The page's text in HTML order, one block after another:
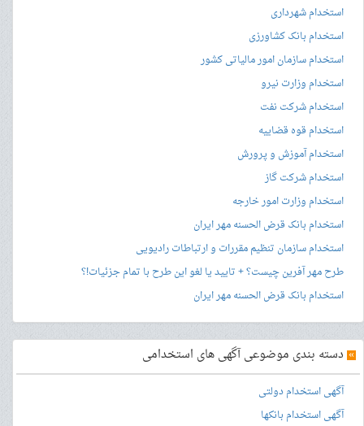
استخدام شهرداری
استخدام بانک کشاورزی
استخدام سازمان امور مالیاتی کشور
استخدام وزارت نیرو
استخدام شرکت نفت
استخدام قوه قضاییه
استخدام آموزش و پرورش
استخدام شرکت گاز
استخدام وزارت امور خارجه
استخدام بانک قرض الحسنه مهر ایران
استخدام سازمان تنظیم مقررات و ارتباطات رادیویی
طرح مهر آفرین چیست؟ + تایید یا لغو این طرح با تمام جزئیات!؟
استخدام بانک قرض الحسنه مهر ایران
» دسته بندی موضوعی آگهی های استخدامی
آگهی استخدام دولتی
آگهی استخدام بانکها